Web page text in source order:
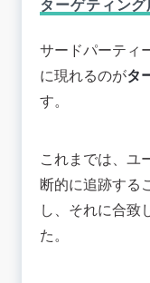
ターゲティン
サードパーティ
に現れるのがタ
す。
これまでは、ユ
断的に追跡する
し、それに合致
た。